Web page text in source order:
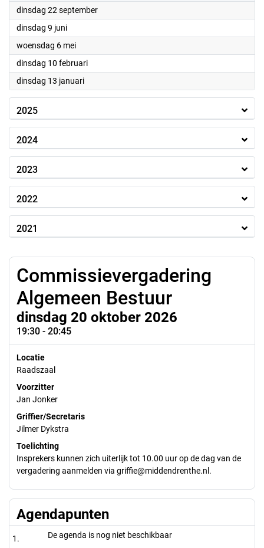
dinsdag 22 september2026
dinsdag 9 juni2026
woensdag 6 mei2026
dinsdag 10 februari2026
dinsdag 13 januari2026
2025
2024
2023
2022
2021
Commissievergadering
Algemeen Bestuur
dinsdag 20 oktober 2026
19:30 - 20:45
Locatie
Raadszaal
Voorzitter
Jan Jonker
Griffier/Secretaris
Jilmer Dykstra
Toelichting
Insprekers kunnen zich uiterlijk tot 10.00 uur op de dag van de
vergadering aanmelden via griffie@middendrenthe.nl.
Agendapunten
De agenda is nog niet beschikbaar